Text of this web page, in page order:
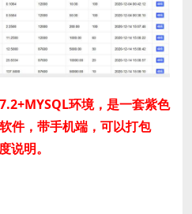
环境，是一套紫色
件，带手机端，可以打包
说明。